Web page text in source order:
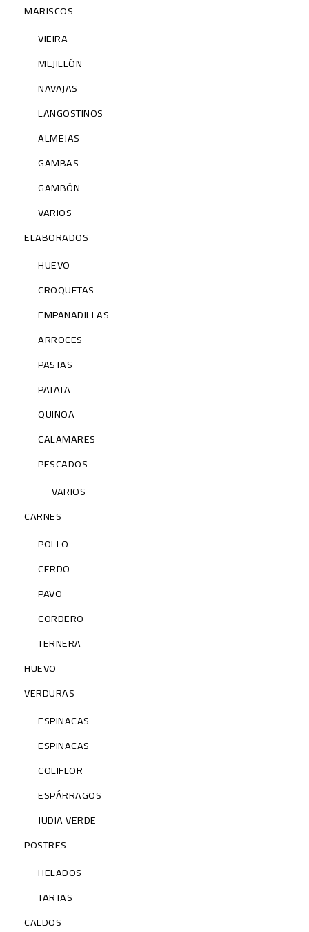
MARISCOS
VIEIRA
MEJILLÓN
NAVAJAS
LANGOSTINOS
ALMEJAS
GAMBAS
GAMBÓN
VARIOS
ELABORADOS
HUEVO
CROQUETAS
EMPANADILLAS
ARROCES
PASTAS
PATATA
QUINOA
CALAMARES
PESCADOS
VARIOS
CARNES
POLLO
CERDO
PAVO
CORDERO
TERNERA
HUEVO
VERDURAS
ESPINACAS
ESPINACAS
COLIFLOR
ESPÁRRAGOS
JUDIA VERDE
POSTRES
HELADOS
TARTAS
CALDOS